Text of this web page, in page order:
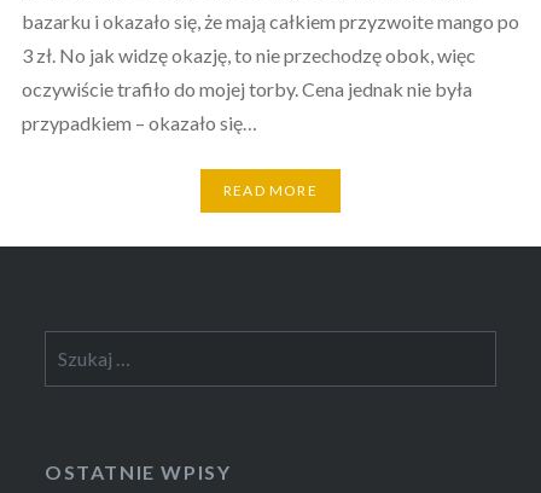
bazarku i okazało się, że mają całkiem przyzwoite mango po
3 zł. No jak widzę okazję, to nie przechodzę obok, więc
oczywiście trafiło do mojej torby. Cena jednak nie była
przypadkiem – okazało się…
READ MORE
OSTATNIE WPISY